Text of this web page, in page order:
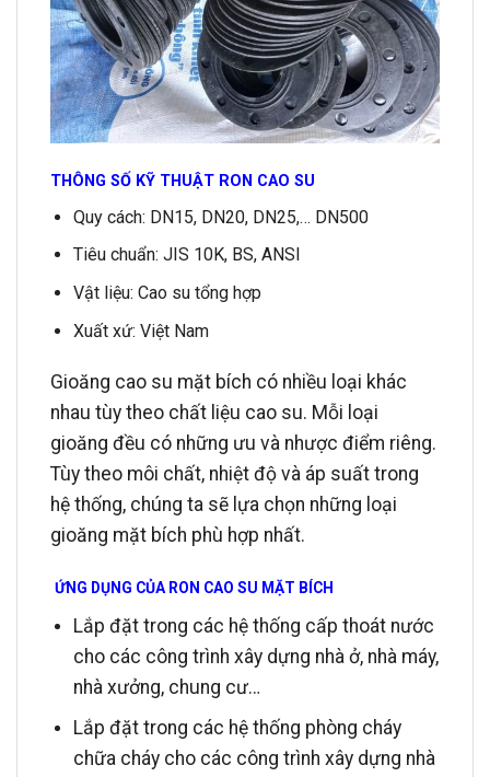
THÔNG SỐ KỸ THUẬT RON CAO SU
Quy cách: DN15, DN20, DN25,… DN500
Tiêu chuẩn: JIS 10K, BS, ANSI
Vật liệu: Cao su tổng hợp
Xuất xứ: Việt Nam
Gioăng cao su mặt bích có nhiều loại khác
nhau tùy theo chất liệu cao su. Mỗi loại
gioăng đều có những ưu và nhược điểm riêng.
Tùy theo môi chất, nhiệt độ và áp suất trong
hệ thống, chúng ta sẽ lựa chọn những loại
gioăng mặt bích phù hợp nhất.
ỨNG DỤNG CỦA RON CAO SU MẶT BÍCH
Lắp đặt trong các hệ thống cấp thoát nước
cho các công trình xây dựng nhà ở, nhà máy,
nhà xưởng, chung cư…
Lắp đặt trong các hệ thống phòng cháy
chữa cháy cho các công trình xây dựng nhà